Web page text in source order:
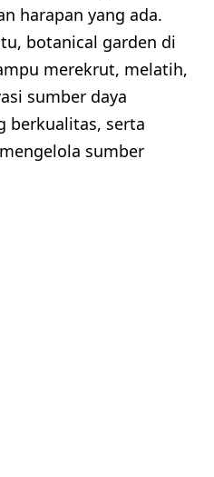
harapan yang ada.
botanical garden di
merekrut, melatih,
sumber daya
berkualitas, serta
sumber